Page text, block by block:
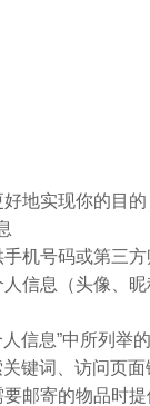
地实现你的目
机号码或第三
信息（头像、昵
信息”中所列
键词、访问页
邮寄的物品时